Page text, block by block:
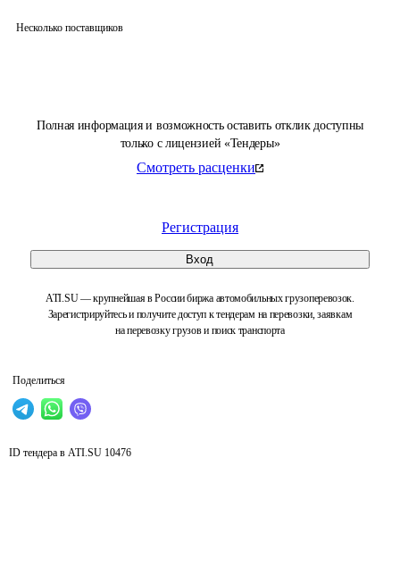
Полная информация и возможность оставить отклик доступны
только с лицензией «Тендеры»
Смотреть расценки
Регистрация
Вход
ATI.SU — крупнейшая в России биржа автомобильных грузоперевозок.
Зарегистрируйтесь и получите доступ к тендерам на перевозки, заявкам
на перевозку грузов и поиск транспорта
Поделиться
Несколько поставщиков
ID тендера в ATI.SU 10476